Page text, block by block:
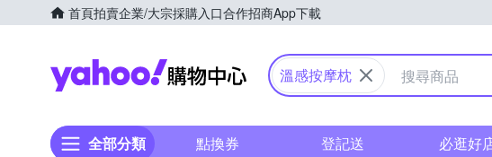
首頁拍賣企業/大宗採購入口合作招商App下載
Yahoo購物中心
溫感按摩枕
全部分類 點換券 登記送 必逛好